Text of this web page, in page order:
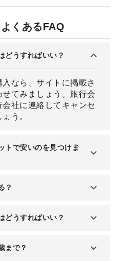
くあるFAQ
どうすればいい？
なら、サイトに掲載さ
てみましょう。旅行会
社に連絡してキャンセ
う。
トで安いのを見つけま
ありません。購入済の
？
があり、チケットを購
どうすればいい？
でに、利用予定の航空会
まで？